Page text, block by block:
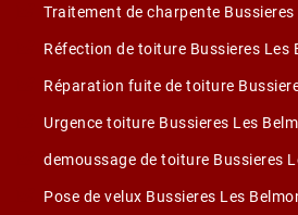
Traitement de charpente
Réfection de toiture Bussieres Les
Réparation fuite de toiture
Urgence toiture Bussieres Les
demoussage de toiture Bussieres
Pose de velux Bussieres Les